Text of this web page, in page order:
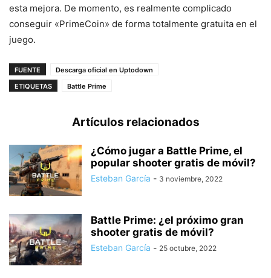
esta mejora. De momento, es realmente complicado
conseguir «PrimeCoin» de forma totalmente gratuita en el
juego.
FUENTE
Descarga oficial en Uptodown
ETIQUETAS
Battle Prime
Artículos relacionados
¿Cómo jugar a Battle Prime, el
popular shooter gratis de móvil?
Esteban García - 3 noviembre, 2022
Battle Prime: ¿el próximo gran
shooter gratis de móvil?
Esteban García - 25 octubre, 2022